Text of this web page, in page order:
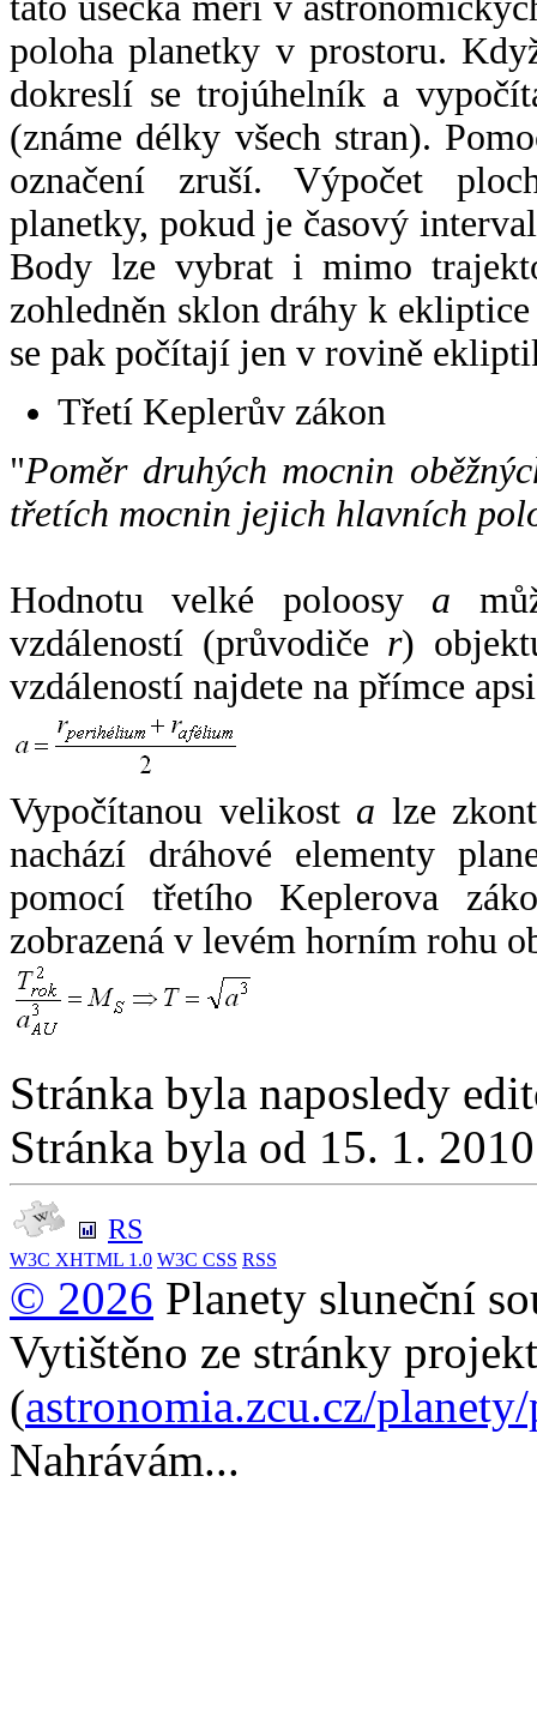
poloha planetky v prostoru.
dokreslí se trojúhelník a
(známe délky všech stran).
označení zruší. Výpočet
planetky, pokud je časový
Body lze vybrat i mimo
zohledněn sklon dráhy k
se pak počítají jen v rovině
Třetí Keplerův zákon
"Poměr druhých mocnin
třetích mocnin jejich hlavních
Hodnotu velké poloosy a
vzdáleností (průvodiče r)
vzdáleností najdete na přímce
Vypočítanou velikost a lze
nachází dráhové elementy
pomocí třetího Keplerova
zobrazená v levém horním rohu
Stránka byla naposledy
Stránka byla od 15. 1.
RS
W3C XHTML 1.0 W3C CSS RSS
© 2026 Planety sluneční
Vytištěno ze stránky
(astronomia.zcu.cz/
Nahrávám...